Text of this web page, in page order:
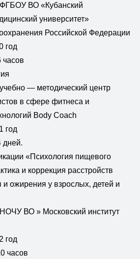
ВО «Кубанский
университет»
Российской Федерации
год
часов
— методический центр
в сфере фитнеса и
Body Coach
год
дней.
«Психология пищевого
и коррекция расстройств
ожирения у взрослых, детей и
ВО » Московский институт
год
часов